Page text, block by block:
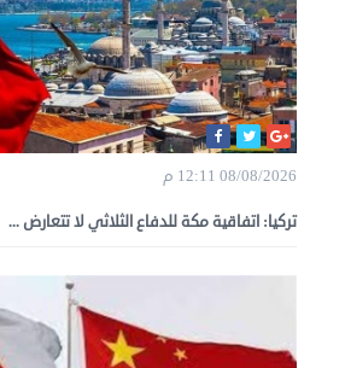
08/08/2026 12:11 م
تركيا: اتفاقية مكة للدفاع الثلاثي لا تتعارض ...